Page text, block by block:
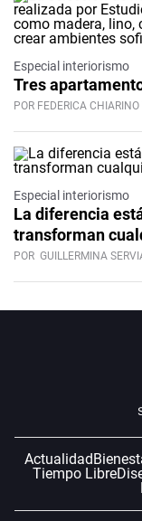
Especial interiorismo
Tres
POR FEDERICA
Especial interiorismo
La diferencia
transforman
POR GUILLERMINA
Actualidad
Tiempo Libre